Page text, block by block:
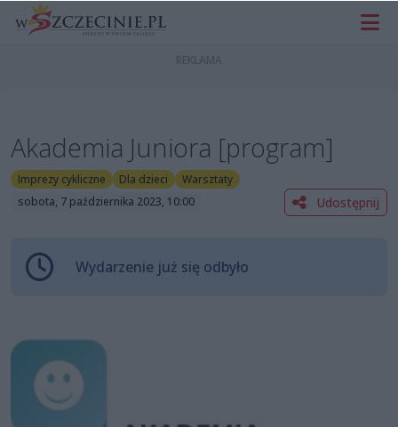
Akademia Juniora [program]
Imprezy cykliczne Dla dzieci
Warsztaty
sobota, 7 października 2023, 10:00
Udostępnij
Wydarzenie już się odbyło